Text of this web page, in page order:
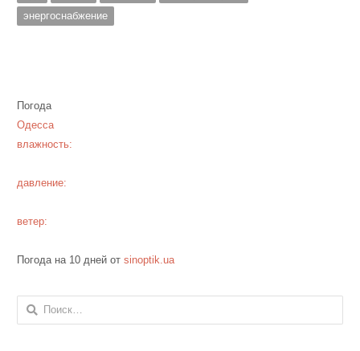
энергоснабжение
Погода
Одесса
влажность:
давление:
ветер:
Погода на 10 дней от sinoptik.ua
Найти: